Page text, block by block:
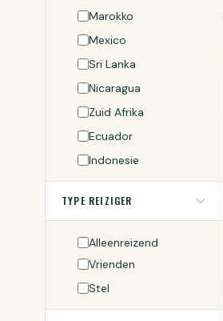
Marokko
Mexico
Sri Lanka
Nicaragua
Zuid Afrika
Ecuador
Indonesie
TYPE REIZIGER
Alleenreizend
Vrienden
Stel